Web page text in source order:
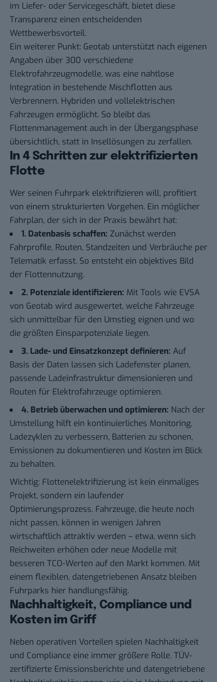
im Liefer- oder Servicegeschäft, bietet diese
Transparenz einen entscheidenden
Wettbewerbsvorteil.
Ein weiterer Punkt: Geotab unterstützt nach eigenen
Angaben über 300 verschiedene
Elektrofahrzeugmodelle, was eine nahtlose
Integration in bestehende Mischflotten aus
Verbrennern, Hybriden und vollelektrischen
Fahrzeugen ermöglicht. So bleibt das
Flottenmanagement auch in der Übergangsphase
übersichtlich, statt in Insellösungen zu zerfallen.
In 4 Schritten zur elektrifizierten
Flotte
Wer seinen Fuhrpark elektrifizieren will, profitiert
von einem strukturierten Vorgehen. Ein möglicher
Fahrplan, der sich in der Praxis bewährt hat:
1. Datenbasis schaffen: Zunächst werden
Fahrprofile, Routen, Standzeiten und Verbräuche per
Telematik erfasst. So entsteht ein objektives Bild
der Flottennutzung.
2. Potenziale identifizieren: Mit Tools wie EVSA
von Geotab wird ausgewertet, welche Fahrzeuge
sich unmittelbar für den Umstieg eignen und wo
die größten Einsparpotenziale liegen.
3. Lade- und Einsatzkonzept definieren: Auf
Basis der Daten lassen sich Ladefenster planen,
passende Ladeinfrastruktur dimensionieren und
Routen für Elektrofahrzeuge optimieren.
4. Betrieb überwachen und optimieren: Nach der
Umstellung hilft ein kontinuierliches Monitoring,
Ladezyklen zu verbessern, Batterien zu schonen,
Emissionen zu dokumentieren und Kosten im Blick
zu behalten.
Wichtig: Flottenelektrifizierung ist kein einmaliges
Projekt, sondern ein laufender
Optimierungsprozess. Fahrzeuge, die heute noch
nicht passen, können in wenigen Jahren
wirtschaftlich attraktiv werden – etwa, wenn sich
Reichweiten erhöhen oder neue Modelle mit
besseren TCO-Werten auf den Markt kommen. Mit
einem flexiblen, datengetriebenen Ansatz bleiben
Fuhrparks hier handlungsfähig.
Nachhaltigkeit, Compliance und
Kosten im Griff
Neben operativen Vorteilen spielen Nachhaltigkeit
und Compliance eine immer größere Rolle. TÜV-
zertifizierte Emissionsberichte und datengetriebene